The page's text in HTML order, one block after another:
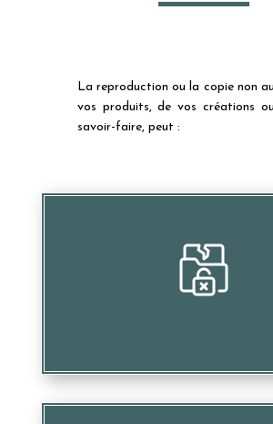
La reproduction ou la copie non
vos produits, de vos créations
savoir-faire, peut :
Menacer les bénéfices liés à vos